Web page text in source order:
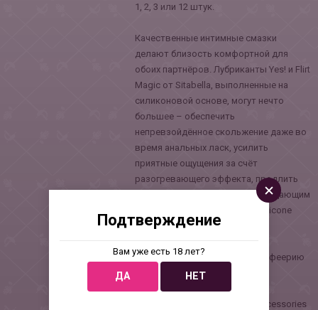
1, 2, 3 или 12 штук.
Качественные интимные смазки
делают близость комфортной для
обоих партнёров. Лубриканты Yes! и Flirt
Magic от Sitabella, выполненные на
силиконовой основе, могут нечто
большее – обеспечить
непревзойдённое скольжение даже во
время анальных ласк, усилить
приятные ощущения за счёт
разогревающего эффекта, продлить
время соития благодаря охлаждающим
кожу компонентам. Sitabella silicone
lube – интимные смазки для
способные превратить секс в феерию
чувственности.
В товарную группу Sitabella accessories
Подтверждение
Вам уже есть 18 лет?
ДА НЕТ